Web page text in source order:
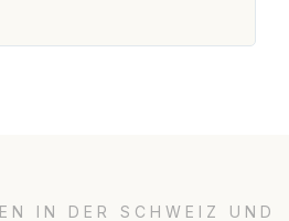
IN DER SCHWEIZ UND